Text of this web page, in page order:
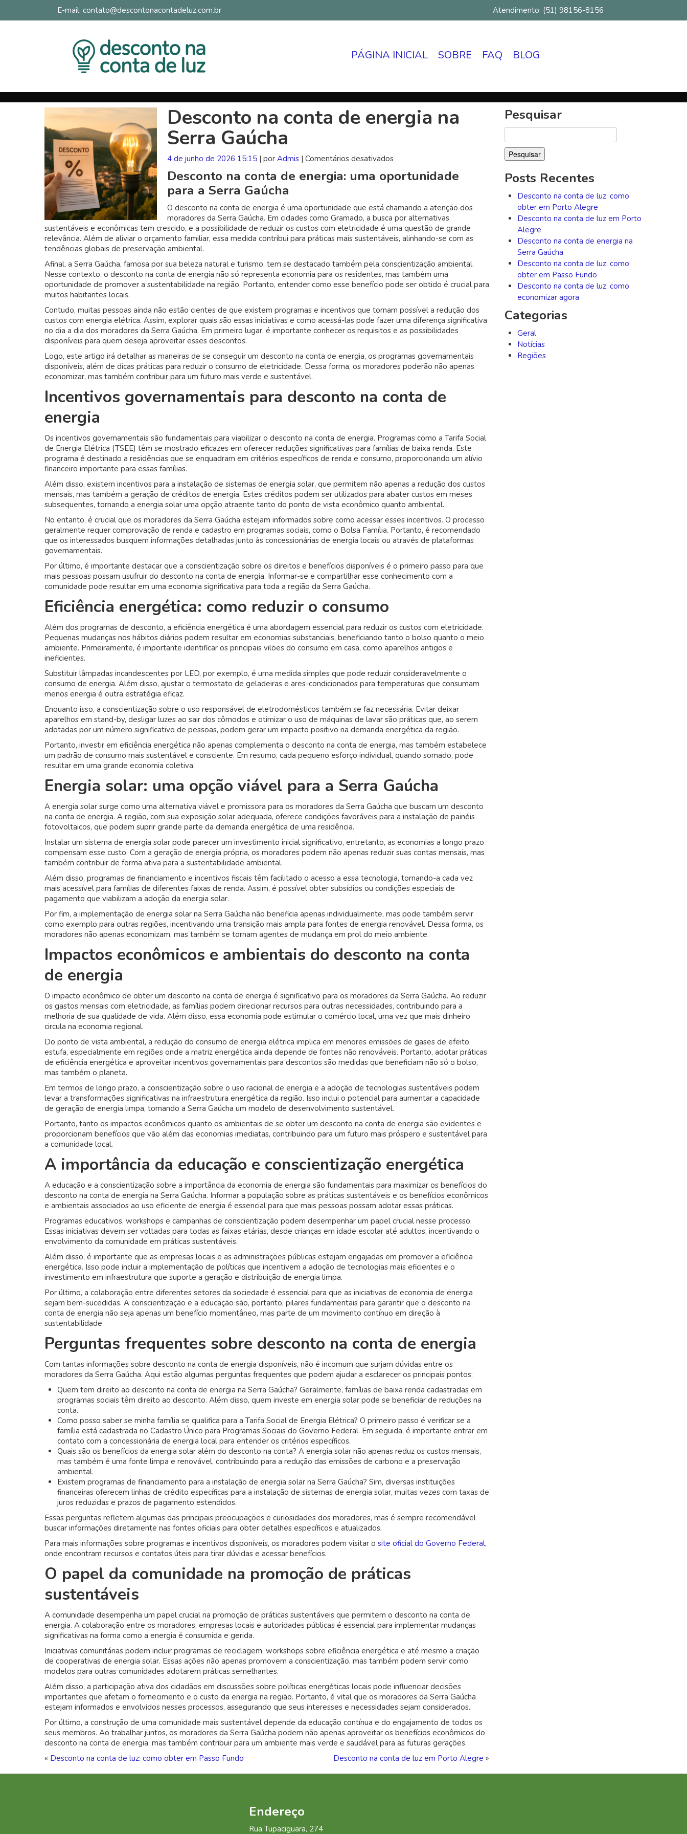
E-mail: contato@descontonacontadeluz.com.br Atendimento: (51) 98156-8156
PÁGINA INICIAL SOBRE FAQ BLOG
Desconto na conta de energia na
Serra Gaúcha
4 de junho de 2026 15:15 | por Admis | Comentários desativados
Desconto
na
energia
na
Serra
Gaúcha
Desconto na conta de energia: uma oportunidade
para a Serra Gaúcha
O desconto na conta de energia é uma oportunidade que está chamando a atenção dos
moradores da Serra Gaúcha. Em cidades como Gramado, a busca por alternativas
sustentáveis e econômicas tem crescido, e a possibilidade de reduzir os custos com eletricidade é uma questão de grande
relevância. Além de aliviar o orçamento familiar, essa medida contribui para práticas mais sustentáveis, alinhando-se com as
tendências globais de preservação ambiental.
Afinal, a Serra Gaúcha, famosa por sua beleza natural e turismo, tem se destacado também pela conscientização ambiental.
Nesse contexto, o desconto na conta de energia não só representa economia para os residentes, mas também uma
oportunidade de promover a sustentabilidade na região. Portanto, entender como esse benefício pode ser obtido é crucial para
muitos habitantes locais.
Contudo, muitas pessoas ainda não estão cientes de que existem programas e incentivos que tornam possível a redução dos
custos com energia elétrica. Assim, explorar quais são essas iniciativas e como acessá-las pode fazer uma diferença significativa
no dia a dia dos moradores da Serra Gaúcha. Em primeiro lugar, é importante conhecer os requisitos e as possibilidades
disponíveis para quem deseja aproveitar esses descontos.
Logo, este artigo irá detalhar as maneiras de se conseguir um desconto na conta de energia, os programas governamentais
disponíveis, além de dicas práticas para reduzir o consumo de eletricidade. Dessa forma, os moradores poderão não apenas
economizar, mas também contribuir para um futuro mais verde e sustentável.
Incentivos governamentais para desconto na conta de
energia
Os incentivos governamentais são fundamentais para viabilizar o desconto na conta de energia. Programas como a Tarifa Social
de Energia Elétrica (TSEE) têm se mostrado eficazes em oferecer reduções significativas para famílias de baixa renda. Este
programa é destinado a residências que se enquadram em critérios específicos de renda e consumo, proporcionando um alívio
financeiro importante para essas famílias.
Além disso, existem incentivos para a instalação de sistemas de energia solar, que permitem não apenas a redução dos custos
mensais, mas também a geração de créditos de energia. Estes créditos podem ser utilizados para abater custos em meses
subsequentes, tornando a energia solar uma opção atraente tanto do ponto de vista econômico quanto ambiental.
No entanto, é crucial que os moradores da Serra Gaúcha estejam informados sobre como acessar esses incentivos. O processo
geralmente requer comprovação de renda e cadastro em programas sociais, como o Bolsa Família. Portanto, é recomendado
que os interessados busquem informações detalhadas junto às concessionárias de energia locais ou através de plataformas
governamentais.
Por último, é importante destacar que a conscientização sobre os direitos e benefícios disponíveis é o primeiro passo para que
mais pessoas possam usufruir do desconto na conta de energia. Informar-se e compartilhar esse conhecimento com a
comunidade pode resultar em uma economia significativa para toda a região da Serra Gaúcha.
Eficiência energética: como reduzir o consumo
Além dos programas de desconto, a eficiência energética é uma abordagem essencial para reduzir os custos com eletricidade.
Pequenas mudanças nos hábitos diários podem resultar em economias substanciais, beneficiando tanto o bolso quanto o meio
ambiente. Primeiramente, é importante identificar os principais vilões do consumo em casa, como aparelhos antigos e
ineficientes.
Substituir lâmpadas incandescentes por LED, por exemplo, é uma medida simples que pode reduzir consideravelmente o
consumo de energia. Além disso, ajustar o termostato de geladeiras e ares-condicionados para temperaturas que consumam
menos energia é outra estratégia eficaz.
Enquanto isso, a conscientização sobre o uso responsável de eletrodomésticos também se faz necessária. Evitar deixar
aparelhos em stand-by, desligar luzes ao sair dos cômodos e otimizar o uso de máquinas de lavar são práticas que, ao serem
adotadas por um número significativo de pessoas, podem gerar um impacto positivo na demanda energética da região.
Portanto, investir em eficiência energética não apenas complementa o desconto na conta de energia, mas também estabelece
um padrão de consumo mais sustentável e consciente. Em resumo, cada pequeno esforço individual, quando somado, pode
resultar em uma grande economia coletiva.
Energia solar: uma opção viável para a Serra Gaúcha
A energia solar surge como uma alternativa viável e promissora para os moradores da Serra Gaúcha que buscam um desconto
na conta de energia. A região, com sua exposição solar adequada, oferece condições favoráveis para a instalação de painéis
fotovoltaicos, que podem suprir grande parte da demanda energética de uma residência.
Instalar um sistema de energia solar pode parecer um investimento inicial significativo, entretanto, as economias a longo prazo
compensam esse custo. Com a geração de energia própria, os moradores podem não apenas reduzir suas contas mensais, mas
também contribuir de forma ativa para a sustentabilidade ambiental.
Além disso, programas de financiamento e incentivos fiscais têm facilitado o acesso a essa tecnologia, tornando-a cada vez
mais acessível para famílias de diferentes faixas de renda. Assim, é possível obter subsídios ou condições especiais de
pagamento que viabilizam a adoção da energia solar.
Por fim, a implementação de energia solar na Serra Gaúcha não beneficia apenas individualmente, mas pode também servir
como exemplo para outras regiões, incentivando uma transição mais ampla para fontes de energia renovável. Dessa forma, os
moradores não apenas economizam, mas também se tornam agentes de mudança em prol do meio ambiente.
Impactos econômicos e ambientais do desconto na conta
de energia
O impacto econômico de obter um desconto na conta de energia é significativo para os moradores da Serra Gaúcha. Ao reduzir
os gastos mensais com eletricidade, as famílias podem direcionar recursos para outras necessidades, contribuindo para a
melhoria de sua qualidade de vida. Além disso, essa economia pode estimular o comércio local, uma vez que mais dinheiro
circula na economia regional.
Do ponto de vista ambiental, a redução do consumo de energia elétrica implica em menores emissões de gases de efeito
estufa, especialmente em regiões onde a matriz energética ainda depende de fontes não renováveis. Portanto, adotar práticas
de eficiência energética e aproveitar incentivos governamentais para descontos são medidas que beneficiam não só o bolso,
mas também o planeta.
Em termos de longo prazo, a conscientização sobre o uso racional de energia e a adoção de tecnologias sustentáveis podem
levar a transformações significativas na infraestrutura energética da região. Isso inclui o potencial para aumentar a capacidade
de geração de energia limpa, tornando a Serra Gaúcha um modelo de desenvolvimento sustentável.
Portanto, tanto os impactos econômicos quanto os ambientais de se obter um desconto na conta de energia são evidentes e
proporcionam benefícios que vão além das economias imediatas, contribuindo para um futuro mais próspero e sustentável para
a comunidade local.
A importância da educação e conscientização energética
A educação e a conscientização sobre a importância da economia de energia são fundamentais para maximizar os benefícios do
desconto na conta de energia na Serra Gaúcha. Informar a população sobre as práticas sustentáveis e os benefícios econômicos
e ambientais associados ao uso eficiente de energia é essencial para que mais pessoas possam adotar essas práticas.
Programas educativos, workshops e campanhas de conscientização podem desempenhar um papel crucial nesse processo.
Essas iniciativas devem ser voltadas para todas as faixas etárias, desde crianças em idade escolar até adultos, incentivando o
envolvimento da comunidade em práticas sustentáveis.
Além disso, é importante que as empresas locais e as administrações públicas estejam engajadas em promover a eficiência
energética. Isso pode incluir a implementação de políticas que incentivem a adoção de tecnologias mais eficientes e o
investimento em infraestrutura que suporte a geração e distribuição de energia limpa.
Por último, a colaboração entre diferentes setores da sociedade é essencial para que as iniciativas de economia de energia
sejam bem-sucedidas. A conscientização e a educação são, portanto, pilares fundamentais para garantir que o desconto na
conta de energia não seja apenas um benefício momentâneo, mas parte de um movimento contínuo em direção à
sustentabilidade.
Perguntas frequentes sobre desconto na conta de energia
Com tantas informações sobre desconto na conta de energia disponíveis, não é incomum que surjam dúvidas entre os
moradores da Serra Gaúcha. Aqui estão algumas perguntas frequentes que podem ajudar a esclarecer os principais pontos:
Quem tem direito ao desconto na conta de energia na Serra Gaúcha? Geralmente, famílias de baixa renda cadastradas em
programas sociais têm direito ao desconto. Além disso, quem investe em energia solar pode se beneficiar de reduções na
conta.
Como posso saber se minha família se qualifica para a Tarifa Social de Energia Elétrica? O primeiro passo é verificar se a
família está cadastrada no Cadastro Único para Programas Sociais do Governo Federal. Em seguida, é importante entrar em
contato com a concessionária de energia local para entender os critérios específicos.
Quais são os benefícios da energia solar além do desconto na conta? A energia solar não apenas reduz os custos mensais,
mas também é uma fonte limpa e renovável, contribuindo para a redução das emissões de carbono e a preservação
ambiental.
Existem programas de financiamento para a instalação de energia solar na Serra Gaúcha? Sim, diversas instituições
financeiras oferecem linhas de crédito específicas para a instalação de sistemas de energia solar, muitas vezes com taxas de
juros reduzidas e prazos de pagamento estendidos.
Essas perguntas refletem algumas das principais preocupações e curiosidades dos moradores, mas é sempre recomendável
buscar informações diretamente nas fontes oficiais para obter detalhes específicos e atualizados.
Para mais informações sobre programas e incentivos disponíveis, os moradores podem visitar o site oficial do Governo Federal,
onde encontram recursos e contatos úteis para tirar dúvidas e acessar benefícios.
O papel da comunidade na promoção de práticas
sustentáveis
A comunidade desempenha um papel crucial na promoção de práticas sustentáveis que permitem o desconto na conta de
energia. A colaboração entre os moradores, empresas locais e autoridades públicas é essencial para implementar mudanças
significativas na forma como a energia é consumida e gerida.
Iniciativas comunitárias podem incluir programas de reciclagem, workshops sobre eficiência energética e até mesmo a criação
de cooperativas de energia solar. Essas ações não apenas promovem a conscientização, mas também podem servir como
modelos para outras comunidades adotarem práticas semelhantes.
Além disso, a participação ativa dos cidadãos em discussões sobre políticas energéticas locais pode influenciar decisões
importantes que afetam o fornecimento e o custo da energia na região. Portanto, é vital que os moradores da Serra Gaúcha
estejam informados e envolvidos nesses processos, assegurando que seus interesses e necessidades sejam considerados.
Por último, a construção de uma comunidade mais sustentável depende da educação contínua e do engajamento de todos os
seus membros. Ao trabalhar juntos, os moradores da Serra Gaúcha podem não apenas aproveitar os benefícios econômicos do
desconto na conta de energia, mas também contribuir para um ambiente mais verde e saudável para as futuras gerações.
« Desconto na conta de luz: como obter em Passo Fundo Desconto na conta de luz em Porto Alegre »
Pesquisar
Pesquisar
por:
Posts Recentes
Desconto na conta de luz: como
obter em Porto Alegre
Desconto na conta de luz em Porto
Alegre
Desconto na conta de energia na
Serra Gaúcha
Desconto na conta de luz: como
obter em Passo Fundo
Desconto na conta de luz: como
economizar agora
Categorias
Geral
Notícias
Regiões
Endereço
Rua Tupaciguara, 274